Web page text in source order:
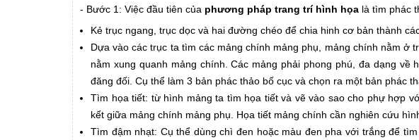
- Bước 1: Việc đầu tiên của phương pháp trang trí hình họa là tìm phác
Kẻ trục ngang, trục dọc và hai đường chéo để chia hinh cơ bản thành
Dựa vào các trục ta tìm các mảng chính mảng phụ, mảng chính nằm ở
nằm xung quanh mảng chính. Các mảng phải phong phú, đa dạng
đăng đối. Cụ thể làm 3 bản phác thảo bố cục và chọn ra một bản phác
Tìm họa tiết: từ hình mảng ta tìm họa tiết và vẽ vào sao cho phự hợp
kết giữa mảng chính mảng phụ. Họa tiết mảng chính cần nghiên cứu
Tìm đậm nhạt: Cụ thể dùng chì đen hoặc màu đen pha với trắng để